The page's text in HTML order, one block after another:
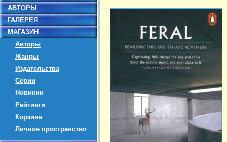
АВТОРЫ
ГАЛЕРЕЯ
МАГАЗИН
Авторы
Жанры
Издательства
Серии
Новинки
Рейтинги
Корзина
Личное пространство